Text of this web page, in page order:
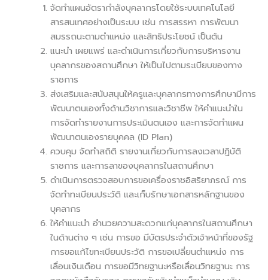
จัดทำแผนอัตรากำลังบุคลากรโดยใช้ระบบเทคโนโลยี
สารสนเทศอย่างเป็นระบบ เช่น การสรรหา การพัฒนา
สมรรถนะตามตำแหน่ง และสิทธิประโยชน์ เป็นต้น
แนะนำ เผยแพร่ และดำเนินการเกี่ยวกับการบริหารงาน
บุคลากรของสถานศึกษา ให้เป็นไปตามระเบียบของทาง
ราชการ
ส่งเสริมและสนับสนุนให้ครูและบุคลากรทางการศึกษามีการ
พัฒนาตนเองทั้งด้านวิชาการและวิชาชีพ ให้คำแนะนำใน
การจัดทำรายงานการประเมินตนเอง และการจัดทำแผน
พัฒนาตนเองรายบุคคล (ID Plan)
ควบคุม จัดทำสถิติ รายงานเกี่ยวกับการลงเวลาปฏิบัติ
ราชการ และการลาของบุคลากรในสถานศึกษา
ดำเนินการตรวจสอบการขอเครื่องราชอิสริยาภรณ์ การ
จัดทำทะเบียนประวัติ และเก็บรักษาเอกสารหลักฐานของ
บุคลากร
ให้คำแนะนำ อำนวยความสะดวกแก่บุคลากรในสถานศึกษา
ในด้านต่าง ๆ เช่น การขอ มีบัตรประจำตัวเจ้าหน้าที่ของรัฐ
การขอแก้ไขทะเบียนประวัติ การขอเปลี่ยนตำแหน่ง การ
เลื่อนเงินเดือน การขอมีวิทยฐานะหรือเลื่อนวิทยฐานะ การ